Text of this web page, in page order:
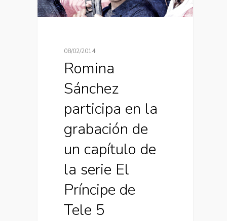
08/02/2014
Romina
Sánchez
participa en la
grabación de
un capítulo de
la serie El
Príncipe de
Tele 5